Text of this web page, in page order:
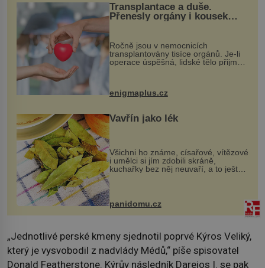
Transplantace a duše.
Přenesly orgány i kousek
Ročně jsou v nemocnicích
transplantovány tisíce orgánů. Je-li
operace úspěšná, lidské tělo přijme
enigmaplus.cz
Vavřín jako lék
Všichni ho známe, císařové, vítězové
i umělci si jím zdobili skráně,
kuchařky bez něj neuvaří, a to ještě
nevíte, že bobkový list může výrazně
zmírnit některé naše neduhy.
Obsahuje v malém množství ně...
panidomu.cz
„Jednotlivé perské kmeny sjednotil poprvé Kýros Veliký,
který je vysvobodil z nadvlády Médů,“ píše spisovatel
Donald Featherstone. Kýrův následník Dareios I. se pak